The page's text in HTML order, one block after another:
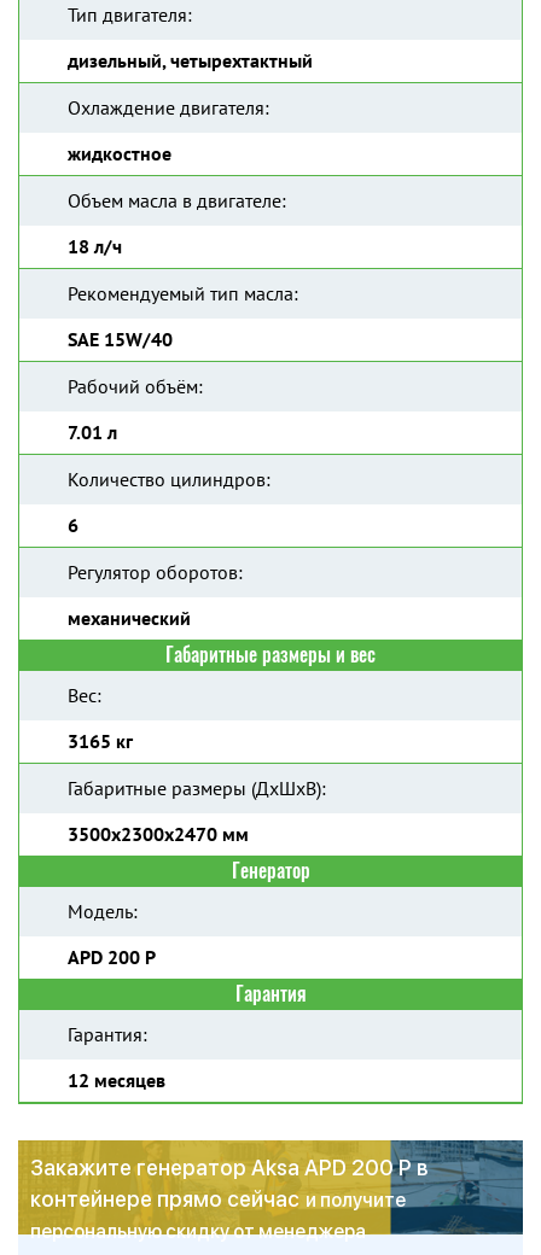
Тип двигателя:
дизельный, четырехтактный
Охлаждение двигателя:
жидкостное
Объем масла в двигателе:
18 л/ч
Рекомендуемый тип масла:
SAE 15W/40
Рабочий объём:
7.01 л
Количество цилиндров:
6
Регулятор оборотов:
механический
Габаритные размеры и вес
Вес:
3165 кг
Габаритные размеры (ДхШхВ):
3500х2300х2470 мм
Генератор
Модель:
APD 200 P
Гарантия
Гарантия:
12 месяцев
Закажите генератор Aksa APD 200 P в
контейнере прямо сейчас и получите
персональную скидку от менеджера